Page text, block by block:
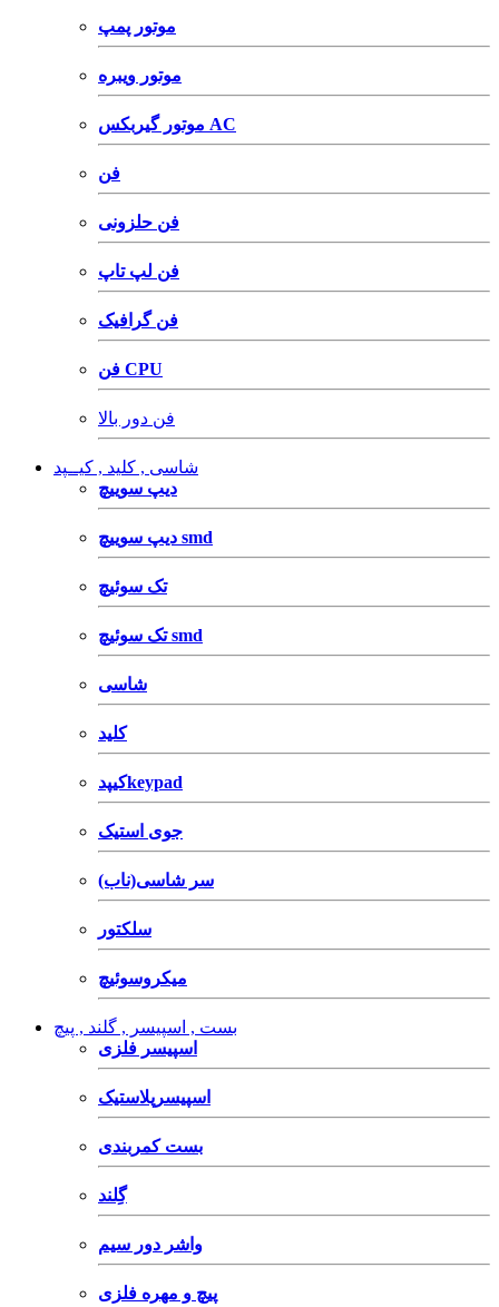
موتور پمپ
موتور ویبره
موتور گیربکس AC
فن
فن حلزونی
فن لپ تاپ
فن گرافیک
فن CPU
فن دور بالا
شاسی , کلید , کیــپد
دیپ سوییچ
دیپ سوییچ smd
تک سوئیچ
تک سوئیچ smd
شاسی
کلید
کیپدkeypad
جوی استیک
سر شاسی(ناب)
سلکتور
میکروسوئیچ
بست , اسپیسر , گلند , پیچ
اسپیسر فلزی
اسپیسرپلاستیک
بست کمربندی
گِلند
واشر دور سیم
پیچ و مهره فلزی